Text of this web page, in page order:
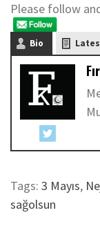
Please follow
Bio
Tags: 3 Mayıs,
sağolsun